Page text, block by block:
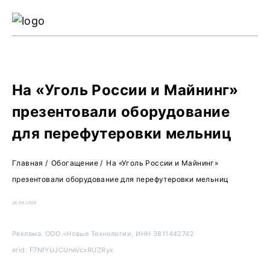
На «Уголь России и Майнинг»
презентовали оборудование
для перефутеровки мельниц
Главная / Обогащение/ На «Уголь России и Майнинг»
презентовали оборудование для перефутеровки мельниц
26.06.2026
Реклама. ООО «Новые Технологии, ИНН 3811442742
erid: F7NfYUJCUneVcxRUZRyx